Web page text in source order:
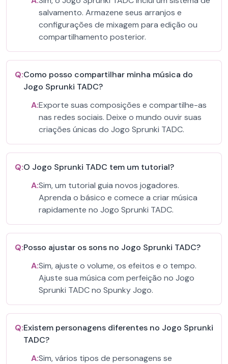
salvamento. Armazene seus arranjos e
configurações de mixagem para edição ou
compartilhamento posterior.
Q:Como posso compartilhar minha música do
Jogo Sprunki TADC?
A:Exporte suas composições e compartilhe-as
nas redes sociais. Deixe o mundo ouvir suas
criações únicas do Jogo Sprunki TADC.
Q:O Jogo Sprunki TADC tem um tutorial?
A:Sim, um tutorial guia novos jogadores.
Aprenda o básico e comece a criar música
rapidamente no Jogo Sprunki TADC.
Q:Posso ajustar os sons no Jogo Sprunki TADC?
A:Sim, ajuste o volume, os efeitos e o tempo.
Ajuste sua música com perfeição no Jogo
Sprunki TADC no Spunky Jogo.
Q:Existem personagens diferentes no Jogo Sprunki
TADC?
A:Sim, vários tipos de personagens se